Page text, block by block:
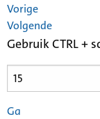
Vorige
Volgende
Gebruik CTRL +
Ga